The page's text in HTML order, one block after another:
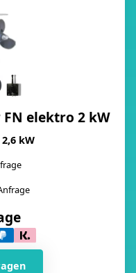
elektro 2 kW
2,6 kW